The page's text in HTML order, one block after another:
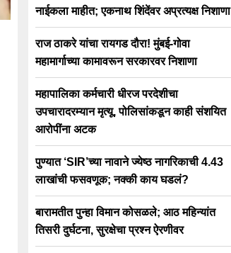
नाईकला माहीत; एकनाथ शिंदेंवर अप्रत्यक्ष निशाणा
राज ठाकरे यांचा रायगड दौरा! मुंबई-गोवा
महामार्गाच्या कामावरून सरकारवर निशाणा
महापालिका कर्मचारी धीरज परदेशीचा
उपचारादरम्यान मृत्यू, पोलिसांकडून काही संशयित
आरोपींना अटक
पुण्यात ‘SIR’च्या नावाने ज्येष्ठ नागरिकाची 4.43
लाखांची फसवणूक; नक्की काय घडलं?
बारामतीत पुन्हा विमान कोसळले; आठ महिन्यांत
तिसरी दुर्घटना, सुरक्षेचा प्रश्न ऐरणीवर